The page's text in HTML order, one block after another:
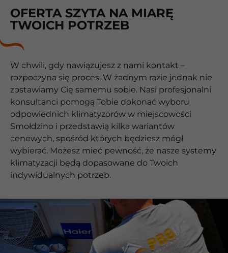
OFERTA SZYTA NA MIARĘ
TWOICH POTRZEB
W chwili, gdy nawiązujesz z nami kontakt –
rozpoczyna się proces. W żadnym razie jednak nie
zostawiamy Cię samemu sobie. Nasi profesjonalni
konsultanci pomogą Tobie dokonać wyboru
odpowiednich klimatyzorów w miejscowości
Smołdzino i przedstawią kilka wariantów
cenowych, spośród których będziesz mógł
wybierać. Możesz mieć pewność, że nasze systemy
klimatyzacji będą dopasowane do Twoich
indywidualnych potrzeb.